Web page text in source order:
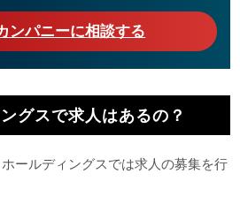
ンパニーに相談する
グスで求人はあるの？
ールディングスでは求人の募集を行